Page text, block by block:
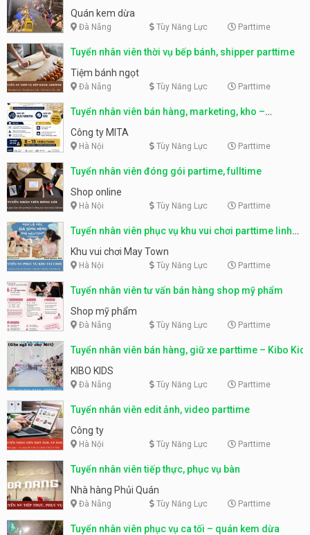
Quán kem dừa
Đà Nẵng Tùy Năng Lực Parttime
Tuyển nhân viên thời vụ bếp bánh, shipper parttime
Tiệm bánh ngọt
Đà Nẵng Tùy Năng Lực Parttime
Tuyển nhân viên bán hàng, marketing, kho –
parttime, fulltime
Công ty MITA
Hà Nội Tùy Năng Lực Parttime
Tuyển nhân viên đóng gói partime, fulltime
Shop online
Hà Nội Tùy Năng Lực Parttime
Tuyển nhân viên phục vụ khu vui chơi parttime linh
động
Khu vui chơi May Town
Hà Nội Tùy Năng Lực Parttime
Tuyển nhân viên tư vấn bán hàng shop mỹ phẩm
Shop mỹ phẩm
Đà Nẵng Tùy Năng Lực Parttime
Tuyển nhân viên bán hàng, giữ xe parttime – Kibo Kid
KIBO KIDS
Đà Nẵng Tùy Năng Lực Parttime
Tuyển nhân viên edit ảnh, video parttime
Công ty
Hà Nội Tùy Năng Lực Parttime
Tuyển nhân viên tiếp thực, phục vụ bàn
Nhà hàng Phủi Quán
Đà Nẵng Tùy Năng Lực Parttime
Tuyển nhân viên phục vụ ca tối – quán kem dừa